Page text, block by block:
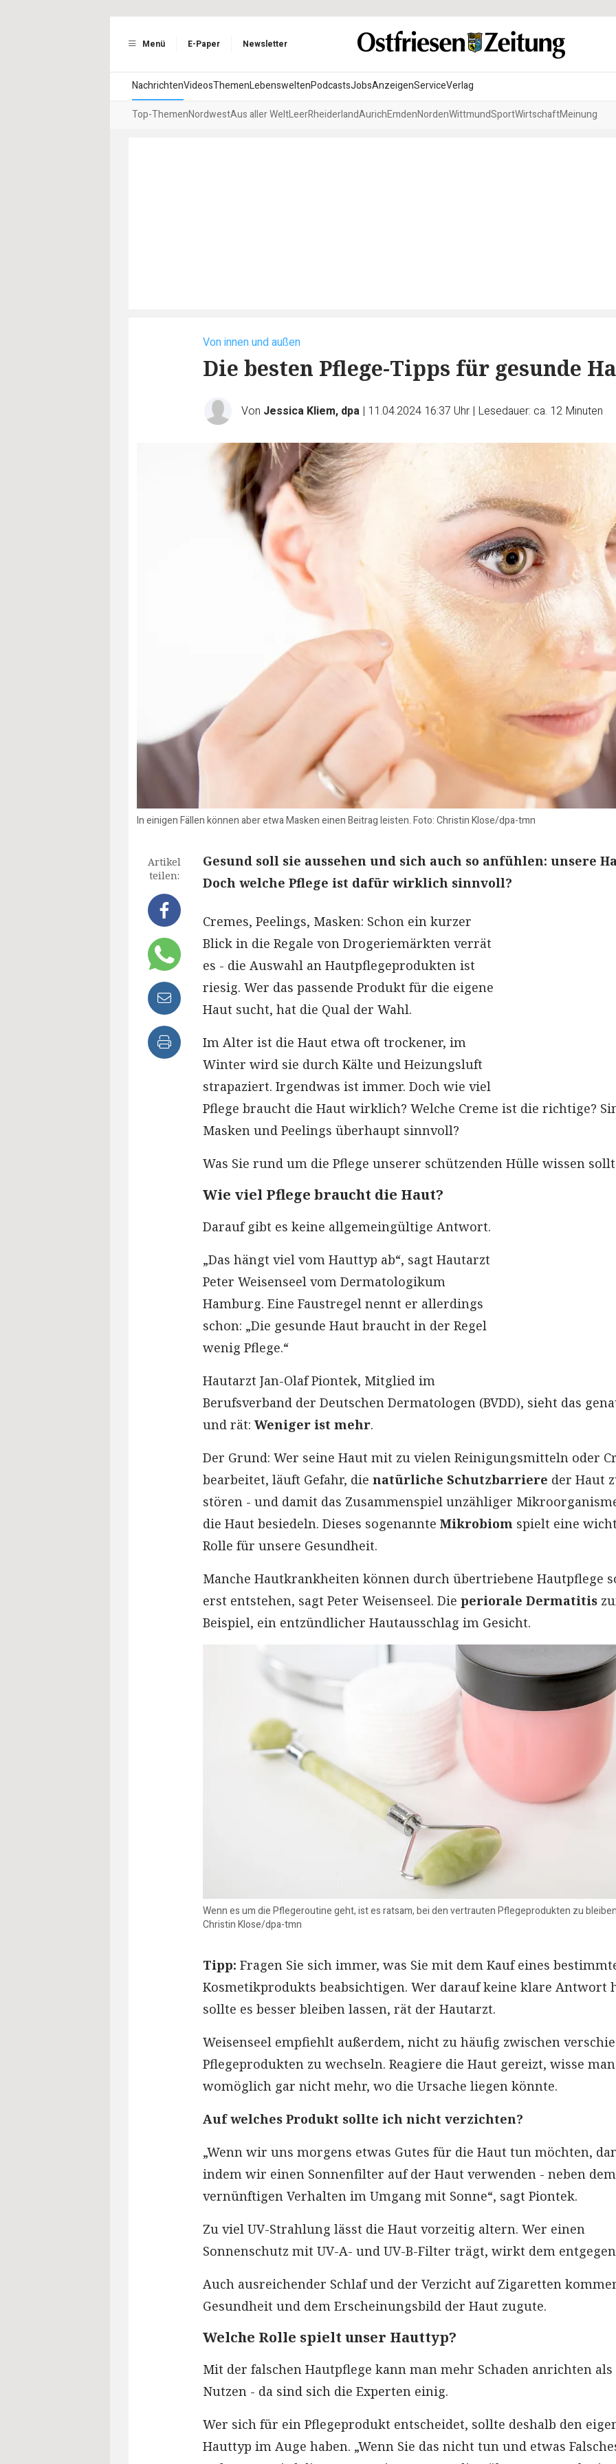
Menü E-Paper Newsletter
NachrichtenVideosThemenLebensweltenPodcastsJobsAnzeigenServiceVerlag
Top-ThemenNordwestAus aller WeltLeerRheiderlandAurichEmdenNordenWittmundSportWirtschaftMeinung
Von innen und außen
Die besten Pflege-Tipps für gesunde
Von Jessica Kliem, dpa | 11.04.2024 16:37 Uhr | Lesedauer: ca. 12 Minuten
In einigen Fällen können aber etwa Masken einen Beitrag leisten. Foto: Christin Klose/dpa-tmn
Artikel
teilen:
Gesund soll sie aussehen und sich auch so anfühlen: unsere
Doch welche Pflege ist dafür wirklich sinnvoll?
Cremes, Peelings, Masken: Schon ein kurzer
Blick in die Regale von Drogeriemärkten verrät
es - die Auswahl an Hautpflegeprodukten ist
riesig. Wer das passende Produkt für die eigene
Haut sucht, hat die Qual der Wahl.
Im Alter ist die Haut etwa oft trockener, im
Winter wird sie durch Kälte und Heizungsluft
strapaziert. Irgendwas ist immer. Doch wie viel
Pflege braucht die Haut wirklich? Welche Creme ist die richtige?
Masken und Peelings überhaupt sinnvoll?
Was Sie rund um die Pflege unserer schützenden Hülle wissen
Wie viel Pflege braucht die Haut?
Darauf gibt es keine allgemeingültige Antwort.
„Das hängt viel vom Hauttyp ab“, sagt Hautarzt
Peter Weisenseel vom Dermatologikum
Hamburg. Eine Faustregel nennt er allerdings
schon: „Die gesunde Haut braucht in der Regel
wenig Pflege.“
Hautarzt Jan-Olaf Piontek, Mitglied im
Berufsverband der Deutschen Dermatologen (BVDD), sieht das
und rät: Weniger ist mehr.
Der Grund: Wer seine Haut mit zu vielen Reinigungsmitteln oder
bearbeitet, läuft Gefahr, die natürliche Schutzbarriere der Haut
stören - und damit das Zusammenspiel unzähliger
die Haut besiedeln. Dieses sogenannte Mikrobiom spielt eine
Rolle für unsere Gesundheit.
Manche Hautkrankheiten können durch übertriebene Hautpflege
erst entstehen, sagt Peter Weisenseel. Die periorale Dermatitis
Beispiel, ein entzündlicher Hautausschlag im Gesicht.
Wenn es um die Pflegeroutine geht, ist es ratsam, bei den vertrauten Pflegeprodukten zu
Christin Klose/dpa-tmn
Tipp: Fragen Sie sich immer, was Sie mit dem Kauf eines
Kosmetikprodukts beabsichtigen. Wer darauf keine klare Antwort
sollte es besser bleiben lassen, rät der Hautarzt.
Weisenseel empfiehlt außerdem, nicht zu häufig zwischen
Pflegeprodukten zu wechseln. Reagiere die Haut gereizt, wisse
womöglich gar nicht mehr, wo die Ursache liegen könnte.
Auf welches Produkt sollte ich nicht verzichten?
„Wenn wir uns morgens etwas Gutes für die Haut tun möchten,
indem wir einen Sonnenfilter auf der Haut verwenden - neben dem
vernünftigen Verhalten im Umgang mit Sonne“, sagt Piontek.
Zu viel UV-Strahlung lässt die Haut vorzeitig altern. Wer einen
Sonnenschutz mit UV-A- und UV-B-Filter trägt, wirkt dem
Auch ausreichender Schlaf und der Verzicht auf Zigaretten
Gesundheit und dem Erscheinungsbild der Haut zugute.
Welche Rolle spielt unser Hauttyp?
Mit der falschen Hautpflege kann man mehr Schaden anrichten als
Nutzen - da sind sich die Experten einig.
Wer sich für ein Pflegeprodukt entscheidet, sollte deshalb den
Hauttyp im Auge haben. „Wenn Sie das nicht tun und etwas